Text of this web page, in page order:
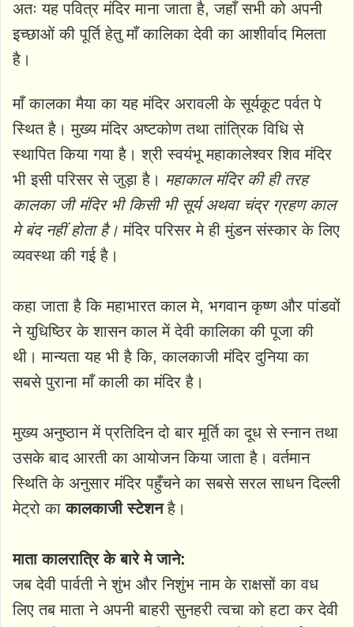
अतः यह पवित्र मंदिर माना जाता है, जहाँ सभी को अपनी
इच्छाओं की पूर्ति हेतु माँ कालिका देवी का आशीर्वाद मिलता
है।
माँ कालका मैया का यह मंदिर अरावली के सूर्यकूट पर्वत पे
स्थित है। मुख्य मंदिर अष्टकोण तथा तांत्रिक विधि से
स्थापित किया गया है। श्री स्वयंभू महाकालेश्वर शिव मंदिर
भी इसी परिसर से जुड़ा है। महाकाल मंदिर की ही तरह
कालका जी मंदिर भी किसी भी सूर्य अथवा चंद्र ग्रहण काल
मे बंद नहीं होता है। मंदिर परिसर मे ही मुंडन संस्कार के लिए
व्यवस्था की गई है।
कहा जाता है कि महाभारत काल मे, भगवान कृष्ण और पांडवों
ने युधिष्ठिर के शासन काल में देवी कालिका की पूजा की
थी। मान्यता यह भी है कि, कालकाजी मंदिर दुनिया का
सबसे पुराना माँ काली का मंदिर है।
मुख्य अनुष्ठान में प्रतिदिन दो बार मूर्ति का दूध से स्नान तथा
उसके बाद आरती का आयोजन किया जाता है। वर्तमान
स्थिति के अनुसार मंदिर पहुँचने का सबसे सरल साधन दिल्ली
मेट्रो काकालकाजी स्टेशनहै।
माता कालरात्रि के बारे मे जाने:
जब देवी पार्वती ने शुंभ और निशुंभ नाम के राक्षसों का वध
लिए तब माता ने अपनी बाहरी सुनहरी त्वचा को हटा कर देवी